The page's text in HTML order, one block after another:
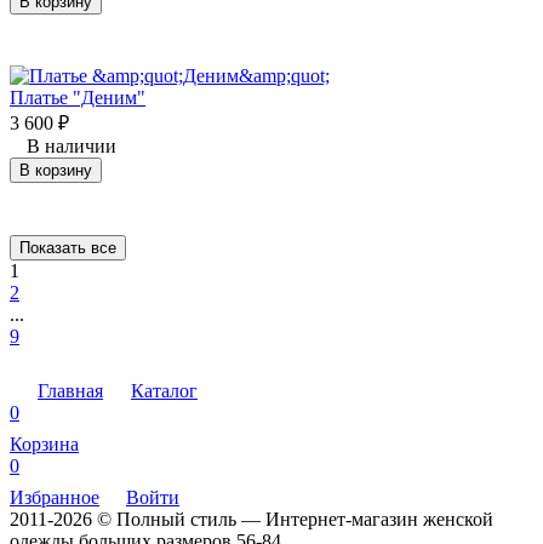
Платье "Деним"
3 600 ₽
В наличии
В корзину
Показать все
1
2
...
9
Главная
Каталог
0
Корзина
0
Избранное
Войти
2011-2026 © Полный стиль — Интернет-магазин женской